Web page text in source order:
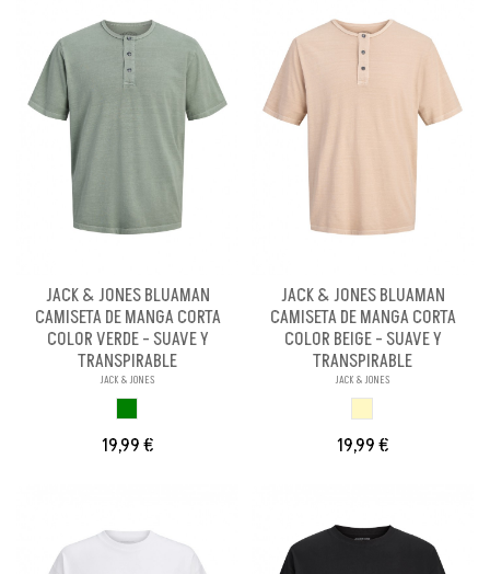
JACK & JONES BLUAMAN
CAMISETA DE MANGA CORTA
COLOR VERDE - SUAVE Y
TRANSPIRABLE
JACK & JONES
19,99 €
JACK & JONES BLUAMAN
CAMISETA DE MANGA CORTA
COLOR BEIGE - SUAVE Y
TRANSPIRABLE
JACK & JONES
19,99 €